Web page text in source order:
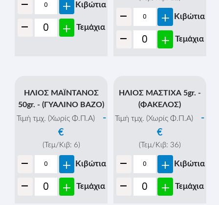
(Τεμ/Κιβ: 12)
- + Κιβώτια - + Κιβώτια
- + Τεμάχια
ΗΛΙΟΣ ΚΡΕΜΟΡΙΟ 65gr.
€
- +
- +
ΗΛΙΟΣ ΚΥΜΙΝΟ
(ΒΑΖΟ)
Τιμή τμχ. (Χωρίς Φ.Π.Α)
(Τεμ/Κιβ: 12)
- + Κιβώτια